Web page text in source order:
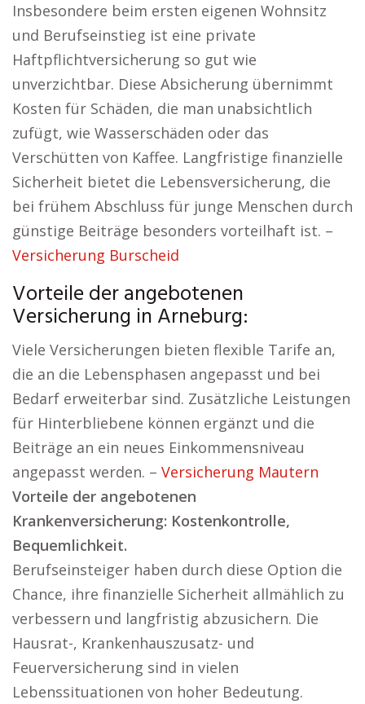
Insbesondere beim ersten eigenen Wohnsitz
und Berufseinstieg ist eine private
Haftpflichtversicherung so gut wie
unverzichtbar. Diese Absicherung übernimmt
Kosten für Schäden, die man unabsichtlich
zufügt, wie Wasserschäden oder das
Verschütten von Kaffee. Langfristige finanzielle
Sicherheit bietet die Lebensversicherung, die
bei frühem Abschluss für junge Menschen durch
günstige Beiträge besonders vorteilhaft ist. –
Versicherung Burscheid
Vorteile der angebotenen
Versicherung in Arneburg:
Viele Versicherungen bieten flexible Tarife an,
die an die Lebensphasen angepasst und bei
Bedarf erweiterbar sind. Zusätzliche Leistungen
für Hinterbliebene können ergänzt und die
Beiträge an ein neues Einkommensniveau
angepasst werden. – Versicherung Mautern
Vorteile der angebotenen
Krankenversicherung: Kostenkontrolle,
Bequemlichkeit.
Berufseinsteiger haben durch diese Option die
Chance, ihre finanzielle Sicherheit allmählich zu
verbessern und langfristig abzusichern. Die
Hausrat-, Krankenhauszusatz- und
Feuerversicherung sind in vielen
Lebenssituationen von hoher Bedeutung.